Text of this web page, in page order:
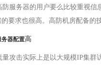
服务器的用户要么比较重视信
要求也很高。高防机房配备的
务器配置高
攻击实际上是以大规模IP集群